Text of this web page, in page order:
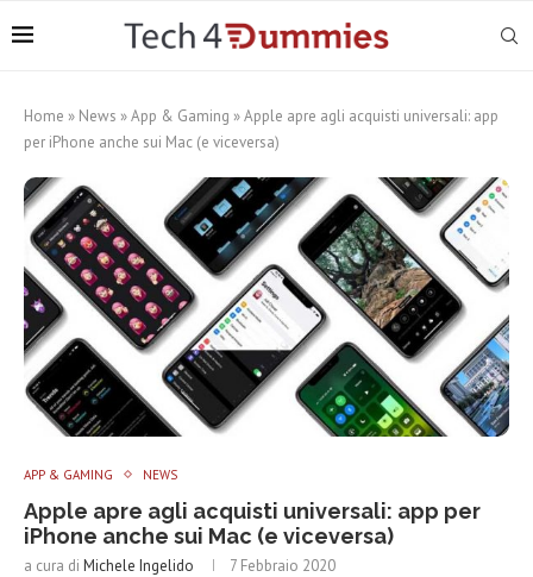
Home » News »App & Gaming »Apple apre agli acquisti universali: app
per iPhone anche sui Mac (e viceversa)
APP & GAMING NEWS
Apple apre agli acquisti universali: app per
iPhone anche sui Mac (e viceversa)
a cura di Michele Ingelido 7 Febbraio 2020